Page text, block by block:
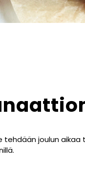
tehdään joulun